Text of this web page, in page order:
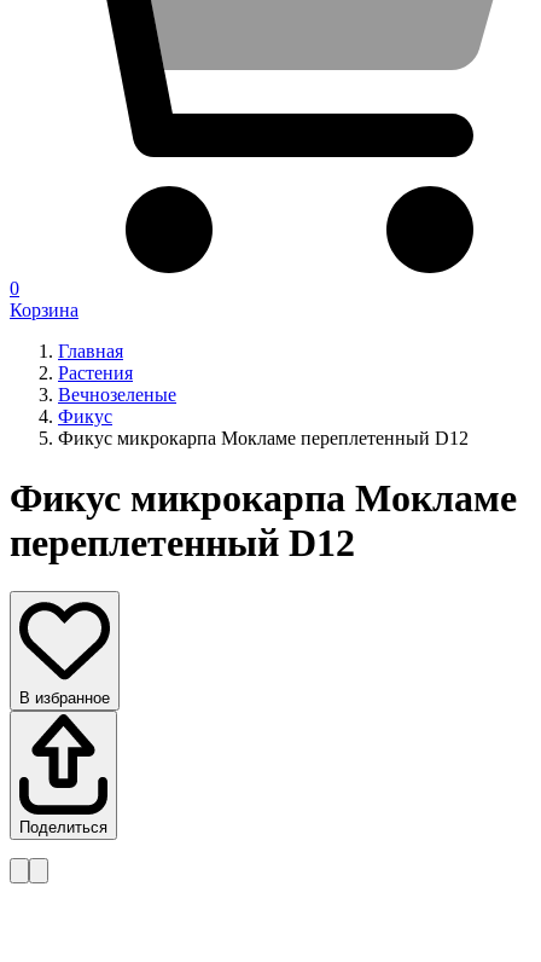
0
Корзина
Главная
Растения
Вечнозеленые
Фикус
Фикус микрокарпа Мокламе переплетенный D12
Фикус микрокарпа Мокламе
переплетенный D12
В избранное
Поделиться